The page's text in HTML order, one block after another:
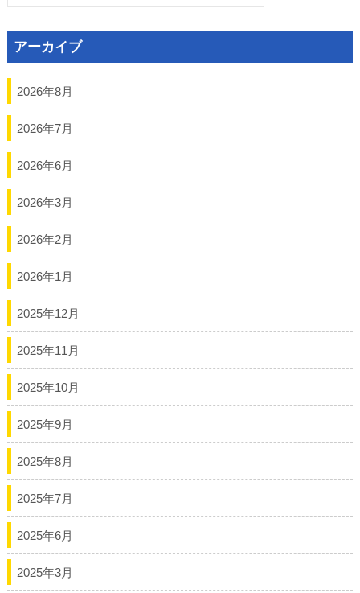
シ
ョ
ン
アーカイブ
2026年8月
2026年7月
2026年6月
2026年3月
2026年2月
2026年1月
2025年12月
2025年11月
2025年10月
2025年9月
2025年8月
2025年7月
2025年6月
2025年3月